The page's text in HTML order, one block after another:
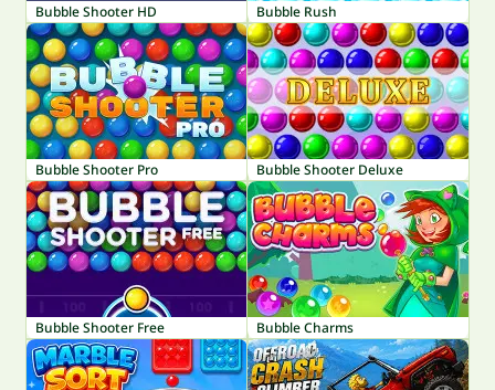
Bubble Shooter HD Bubble Rush
Bubble Shooter Pro Bubble Shooter Deluxe
Bubble Shooter Free Bubble Charms